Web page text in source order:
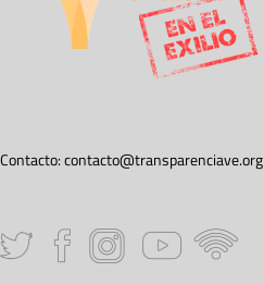
Contacto:contacto@transparenciave.org